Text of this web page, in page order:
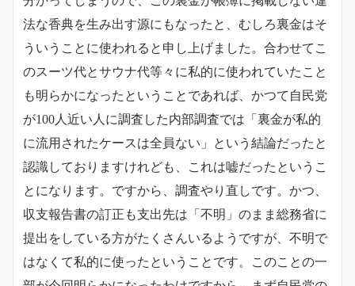
法な香典を生み出す源にもなったと、むしろ裏金はそ
ういうことに使われると申し上げました。合わせてこ
のスーツ代とサウナ代等々に私的に使われていたこと
も明らかになったということであれば、かつて自民党
が100人近い人に調査した内部調査では「裏金が私的
に流用されたケースは全員ない」という結論だったと
認識しておりますけれども、これは嘘だったというこ
とになります。ですから、調査やり直しです。かつ、
収支報告書の訂正も支出先は「不明」のまま総務省に
提出をしている方がたくさんいるようですが、不明で
はなくて私的に使ったということです。このことの一